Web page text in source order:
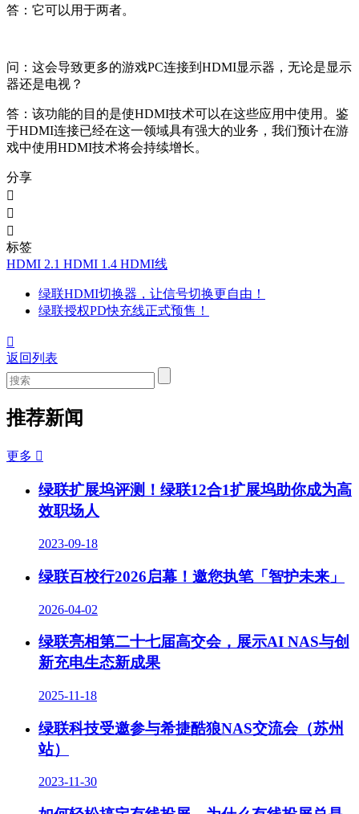
答：它可以用于两者。
问：这会导致更多的游戏PC连接到HDMI显示器，无论是显示
器还是电视？
答：该功能的目的是使HDMI技术可以在这些应用中使用。鉴
于HDMI连接已经在这一领域具有强大的业务，我们预计在游
戏中使用HDMI技术将会持续增长。
分享



标签
HDMI 2.1 HDMI 1.4 HDMI线
绿联HDMI切换器，让信号切换更自由！
绿联授权PD快充线正式预售！

返回列表
推荐新闻
更多 
绿联扩展坞评测！绿联12合1扩展坞助你成为高
效职场人
2023-09-18
绿联百校行2026启幕！邀您执笔「智护未来」
2026-04-02
绿联亮相第二十七届高交会，展示AI NAS与创
新充电生态新成果
2025-11-18
绿联科技受邀参与希捷酷狼NAS交流会（苏州
站）
2023-11-30